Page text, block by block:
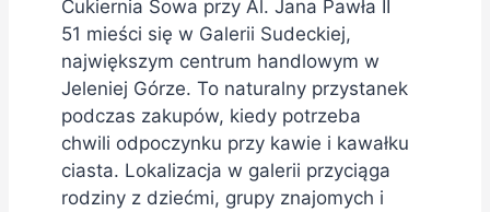
Cukiernia Sowa przy Al. Jana Pawła II
51 mieści się w Galerii Sudeckiej,
największym centrum handlowym w
Jeleniej Górze. To naturalny przystanek
podczas zakupów, kiedy potrzeba
chwili odpoczynku przy kawie i kawałku
ciasta. Lokalizacja w galerii przyciąga
rodziny z dziećmi, grupy znajomych i